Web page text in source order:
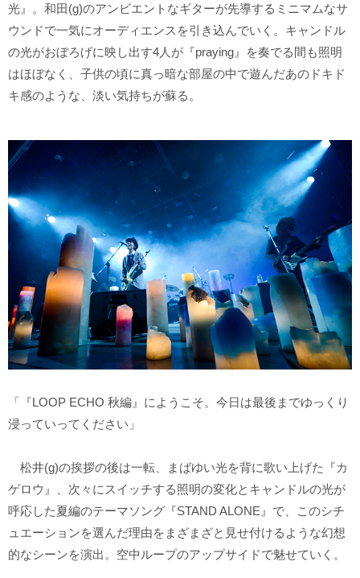
光』。和田(g)のアンビエントなギターが先導するミニマムなサ
ウンドで一気にオーディエンスを引き込んでいく。キャンドル
の光がおぼろげに映し出す4人が『praying』を奏でる間も照明
はほぼなく、子供の頃に真っ暗な部屋の中で遊んだあのドキド
キ感のような、淡い気持ちが蘇る。
「『LOOP ECHO 秋編』にようこそ。今日は最後までゆっくり
浸っていってください」
松井(g)の挨拶の後は一転、まばゆい光を背に歌い上げた『カ
ゲロウ』、次々にスイッチする照明の変化とキャンドルの光が
呼応した夏編のテーマソング『STAND ALONE』で、このシチ
ュエーションを選んだ理由をまざまざと見せ付けるような幻想
的なシーンを演出。空中ループのアップサイドで魅せていく。